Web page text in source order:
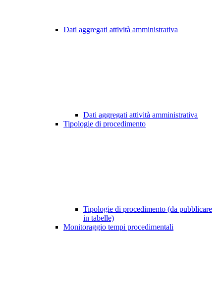
Dati aggregati attività amministrativa
Dati aggregati attività amministrativa
Tipologie di procedimento
Tipologie di procedimento (da pubblicare
in tabelle)
Monitoraggio tempi procedimentali